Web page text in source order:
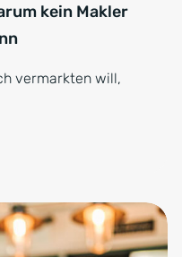
kein Makler
vermarkten will,